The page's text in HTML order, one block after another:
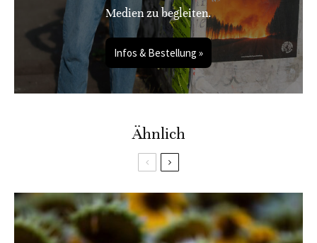
Medien zu begleiten.
Infos & Bestellung »
Ähnlich